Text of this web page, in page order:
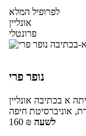
לפרופיל המלא
אונליין
פרונטלי
נופר פרי
א בכתיבה אונליין
אוניברסיטת חיפה
160 ₪ לשעה